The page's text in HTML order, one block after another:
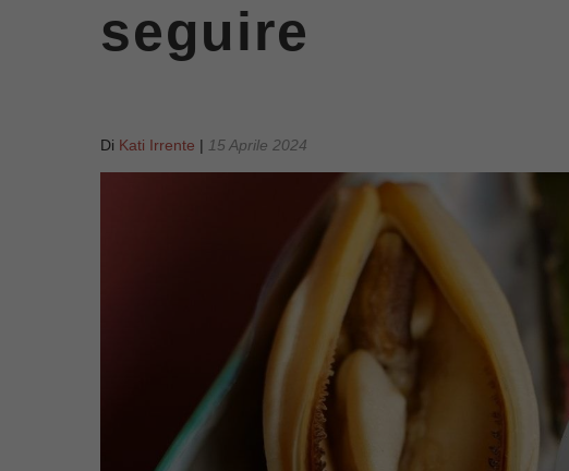
seguire
Di Kati Irrente | 15 Aprile 2024